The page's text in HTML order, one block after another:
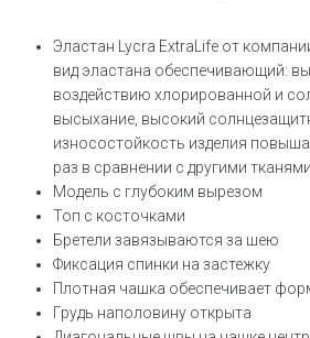
Эластан Lycra ExtraLife от
вид эластана обеспечивающий:
воздействию хлорированной и
высыхание, высокий
износостойкость изделия
раз в сравнении с другими тканями
Модель с глубоким вырезом
Топ с косточками
Бретели завязываются за шею
Фиксация спинки на застежку
Плотная чашка обеспечивает
Грудь наполовину открыта